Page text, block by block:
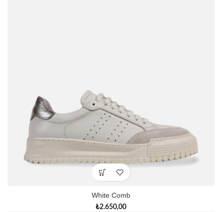
White Comb
₺2.650,00